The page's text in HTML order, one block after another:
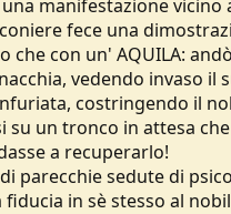
manifestazione vicino
fece una
che con un' AQUILA:
vedendo invaso il
costringendo il
su un tronco in attesa
a recuperarlo!
parecchie sedute di
in sè stesso al